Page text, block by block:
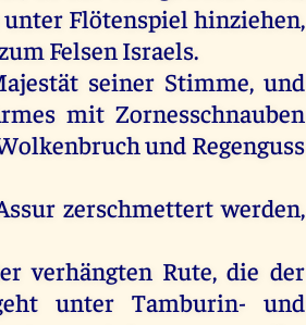
unter Flötenspiel hinziehen,
Felsen Israels.
seiner Stimme, und
mitZornesschnauben
und Regenguss
zerschmettert werden,
verhängten Rute,die der
unterTamburin- und